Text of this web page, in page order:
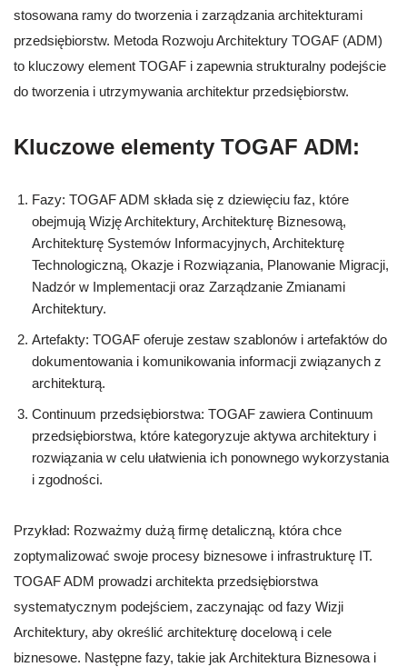
stosowana ramy do tworzenia i zarządzania architekturami
przedsiębiorstw. Metoda Rozwoju Architektury TOGAF (ADM)
to kluczowy element TOGAF i zapewnia strukturalny podejście
do tworzenia i utrzymywania architektur przedsiębiorstw.
Kluczowe elementy TOGAF ADM:
Fazy: TOGAF ADM składa się z dziewięciu faz, które
obejmują Wizję Architektury, Architekturę Biznesową,
Architekturę Systemów Informacyjnych, Architekturę
Technologiczną, Okazje i Rozwiązania, Planowanie Migracji,
Nadzór w Implementacji oraz Zarządzanie Zmianami
Architektury.
Artefakty: TOGAF oferuje zestaw szablonów i artefaktów do
dokumentowania i komunikowania informacji związanych z
architekturą.
Continuum przedsiębiorstwa: TOGAF zawiera Continuum
przedsiębiorstwa, które kategoryzuje aktywa architektury i
rozwiązania w celu ułatwienia ich ponownego wykorzystania
i zgodności.
Przykład: Rozważmy dużą firmę detaliczną, która chce
zoptymalizować swoje procesy biznesowe i infrastrukturę IT.
TOGAF ADM prowadzi architekta przedsiębiorstwa
systematycznym podejściem, zaczynając od fazy Wizji
Architektury, aby określić architekturę docelową i cele
biznesowe. Następne fazy, takie jak Architektura Biznesowa i